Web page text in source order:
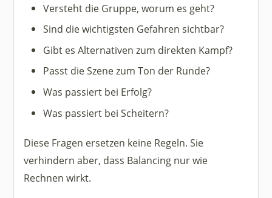
Versteht die Gruppe, worum es geht?
Sind die wichtigsten Gefahren sichtbar?
Gibt es Alternativen zum direkten Kampf?
Passt die Szene zum Ton der Runde?
Was passiert bei Erfolg?
Was passiert bei Scheitern?
Diese Fragen ersetzen keine Regeln. Sie
verhindern aber, dass Balancing nur wie
Rechnen wirkt.